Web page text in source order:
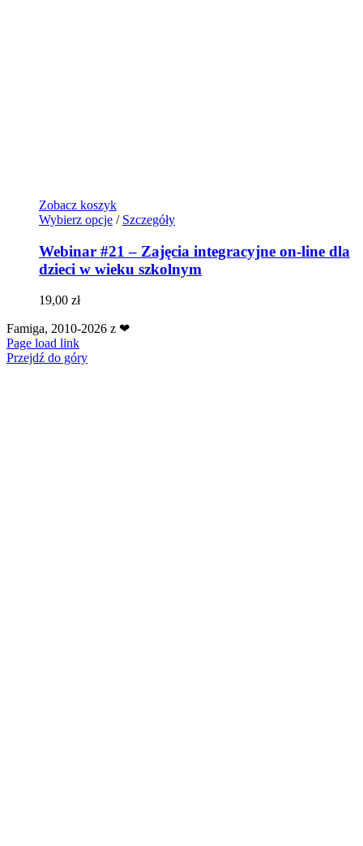
Zobacz koszyk
Wybierz opcje / Szczegóły
Webinar #21 – Zajęcia integracyjne on-line dla
dzieci w wieku szkolnym
19,00 zł
Famiga, 2010-2026 z ❤
Page load link
Przejdź do góry